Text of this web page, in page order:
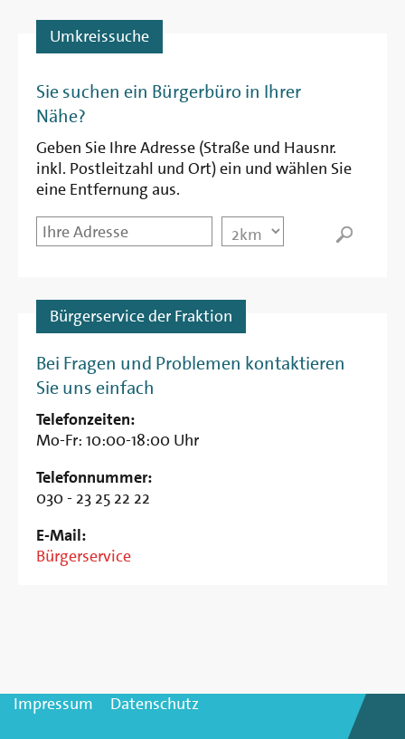
Umkreissuche
Sie suchen ein Bürgerbüro in Ihrer
Nähe?
Geben Sie Ihre Adresse (Straße und Hausnr.
inkl. Postleitzahl und Ort) ein und wählen Sie
eine Entfernung aus.
Startpunkt
Entfernung
Bürgerservice der Fraktion
Bei Fragen und Problemen kontaktieren
Sie uns einfach
Telefonzeiten:
Mo-Fr: 10:00-18:00 Uhr
Telefonnummer:
030 - 23 25 22 22
E-Mail:
Bürgerservice
Impressum
Datenschutz